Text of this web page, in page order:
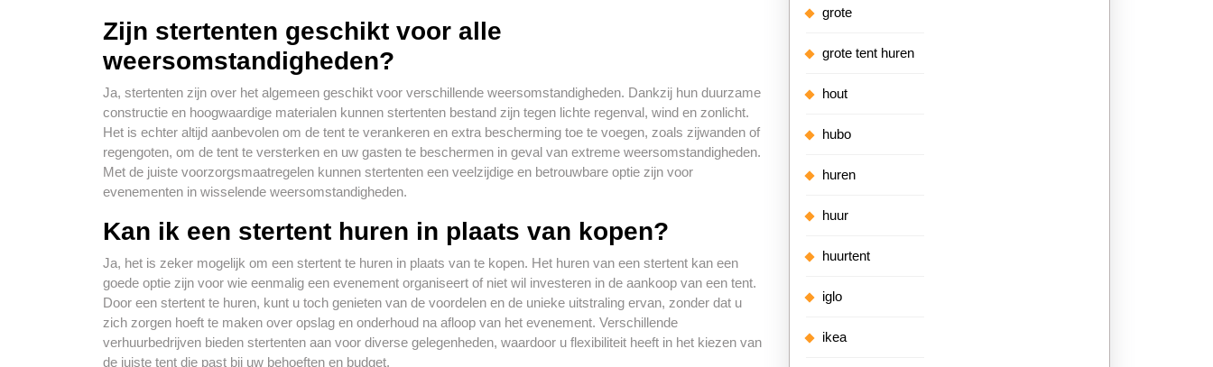
Zijn stertenten geschikt voor alle
weersomstandigheden?
Ja, stertenten zijn over het algemeen geschikt voor verschillende weersomstandigheden. Dankzij hun duurzame
constructie en hoogwaardige materialen kunnen stertenten bestand zijn tegen lichte regenval, wind en zonlicht.
Het is echter altijd aanbevolen om de tent te verankeren en extra bescherming toe te voegen, zoals zijwanden of
regengoten, om de tent te versterken en uw gasten te beschermen in geval van extreme weersomstandigheden.
Met de juiste voorzorgsmaatregelen kunnen stertenten een veelzijdige en betrouwbare optie zijn voor
evenementen in wisselende weersomstandigheden.
Kan ik een stertent huren in plaats van kopen?
Ja, het is zeker mogelijk om een stertent te huren in plaats van te kopen. Het huren van een stertent kan een
goede optie zijn voor wie eenmalig een evenement organiseert of niet wil investeren in de aankoop van een tent.
Door een stertent te huren, kunt u toch genieten van de voordelen en de unieke uitstraling ervan, zonder dat u
zich zorgen hoeft te maken over opslag en onderhoud na afloop van het evenement. Verschillende
verhuurbedrijven bieden stertenten aan voor diverse gelegenheden, waardoor u flexibiliteit heeft in het kiezen van
de juiste tent die past bij uw behoeften en budget.
grote
grote tent huren
hout
hubo
huren
huur
huurtent
iglo
ikea